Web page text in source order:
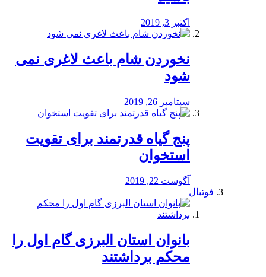
اکتبر 3, 2019
نخوردن شام باعث لاغری نمی
‌شود
سپتامبر 26, 2019
پنج گیاه قدرتمند برای تقویت
استخوان
آگوست 22, 2019
فوتبال
بانوان استان البرزی گام اول را
محكم برداشتند